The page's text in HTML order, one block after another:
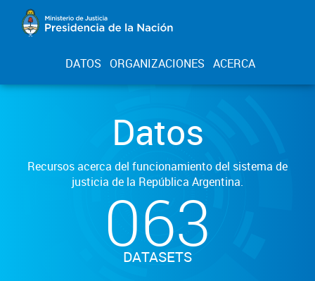
DATOS ORGANIZACIONES ACERCA
Datos
Recursos acerca del funcionamiento del sistema de
justicia de la República Argentina.
063
DATASETS